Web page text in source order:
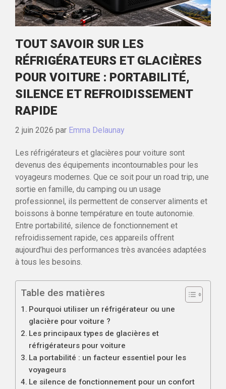
TOUT SAVOIR SUR LES
RÉFRIGÉRATEURS ET GLACIÈRES
POUR VOITURE : PORTABILITÉ,
SILENCE ET REFROIDISSEMENT
RAPIDE
2 juin 2026 par Emma Delaunay
Les réfrigérateurs et glacières pour voiture sont
devenus des équipements incontournables pour les
voyageurs modernes. Que ce soit pour un road trip, une
sortie en famille, du camping ou un usage
professionnel, ils permettent de conserver aliments et
boissons à bonne température en toute autonomie.
Entre portabilité, silence de fonctionnement et
refroidissement rapide, ces appareils offrent
aujourd’hui des performances très avancées adaptées
à tous les besoins.
Table des matières
Pourquoi utiliser un réfrigérateur ou une
glacière pour voiture ?
Les principaux types de glacières et
réfrigérateurs pour voiture
La portabilité : un facteur essentiel pour les
voyageurs
Le silence de fonctionnement pour un confort